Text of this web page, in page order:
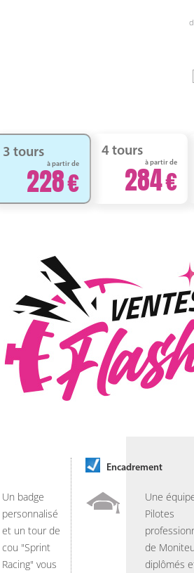
3 tours
à partir de
228
4 tours
à partir de
284
Un badge
personnalisé
et un tour de
cou "Sprint
Racing" vous
Encadrement
Une
Pilotes
de
diplômés